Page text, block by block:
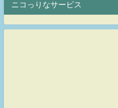
ニコっりなサービス